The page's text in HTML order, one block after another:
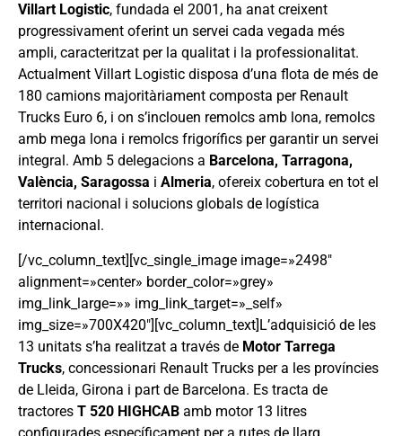
Villart Logistic, fundada el 2001, ha anat creixent
progressivament oferint un servei cada vegada més
ampli, caracteritzat per la qualitat i la professionalitat.
Actualment Villart Logistic disposa d’una flota de més de
180 camions majoritàriament composta per Renault
Trucks Euro 6, i on s’inclouen remolcs amb lona, remolcs
amb mega lona i remolcs frigorífics per garantir un servei
integral. Amb 5 delegacions a Barcelona, Tarragona,
València, Saragossa i Almeria, ofereix cobertura en tot el
territori nacional i solucions globals de logística
internacional.
[/vc_column_text][vc_single_image image=»2498″
alignment=»center» border_color=»grey»
img_link_large=»» img_link_target=»_self»
img_size=»700X420″][vc_column_text]L’adquisició de les
13 unitats s’ha realitzat a través de Motor Tarrega
Trucks, concessionari Renault Trucks per a les províncies
de Lleida, Girona i part de Barcelona. Es tracta de
tractores T 520 HIGHCAB amb motor 13 litres
configurades específicament per a rutes de llarg